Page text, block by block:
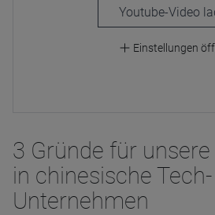
Einstellungen
3 Gründe für
in chinesische Tech-
Unternehmen